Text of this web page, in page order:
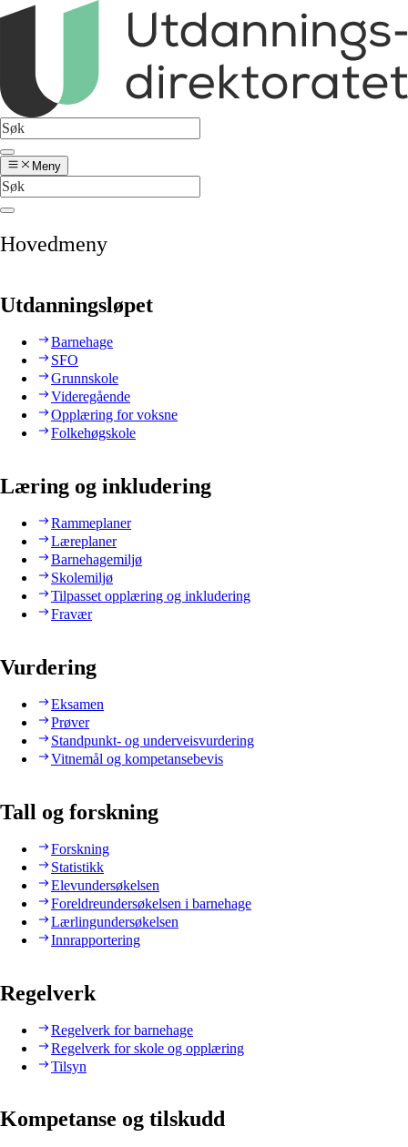
Meny
Hovedmeny
Utdanningsløpet
Barnehage
SFO
Grunnskole
Videregående
Opplæring for voksne
Folkehøgskole
Læring og inkludering
Rammeplaner
Læreplaner
Barnehagemiljø
Skolemiljø
Tilpasset opplæring og inkludering
Fravær
Vurdering
Eksamen
Prøver
Standpunkt- og underveisvurdering
Vitnemål og kompetansebevis
Tall og forskning
Forskning
Statistikk
Elevundersøkelsen
Foreldreundersøkelsen i barnehage
Lærlingundersøkelsen
Innrapportering
Regelverk
Regelverk for barnehage
Regelverk for skole og opplæring
Tilsyn
Kompetanse og tilskudd